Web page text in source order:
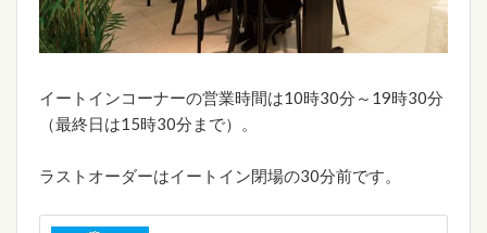
イートインコーナーの営業時間は10時30分～19時30分
（最終日は15時30分まで）。
ラストオーダーはイートイン閉場の30分前です。